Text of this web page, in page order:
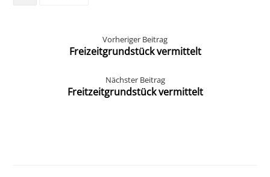
Vorheriger Beitrag
Freizeitgrundstück vermittelt
Nächster Beitrag
Freitzeitgrundstück vermittelt